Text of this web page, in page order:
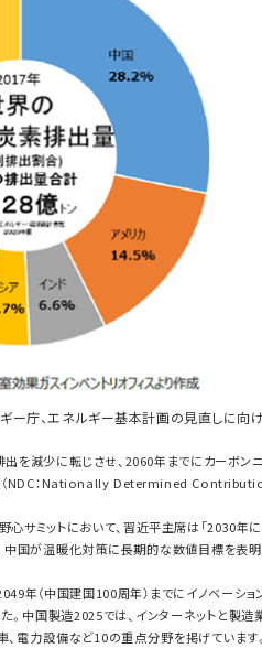
ー庁、エネルギー基本計画の見直しに向け
を減少に転じさせ、2060年までにカーボンニ
（NDC：Nationally Determined
サミットにおいて、習近平主席は「2030年
中国が温暖化対策に長期的な数値目標を表明
年（中国建国100周年）までにイノベーシ
。中国製造2025では、インターネットと製造
、電力設備など10の重点分野を掲げています